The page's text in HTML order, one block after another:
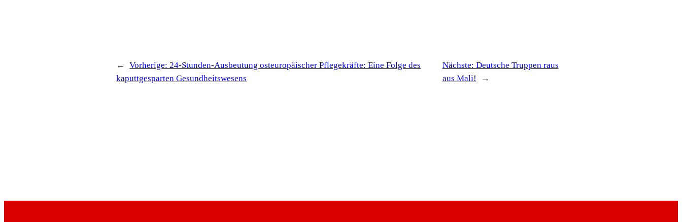
← Vorherige:24-Stunden-Ausbeutung osteuropäischer Pflegekräfte: Eine Folge des
kaputtgesparten Gesundheitswesens
Nächste: Deutsche Truppen raus
aus Mali!
→